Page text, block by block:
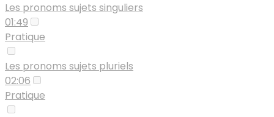
Les pronoms sujets singuliers
01:49
Pratique
Les pronoms sujets pluriels
02:06
Pratique